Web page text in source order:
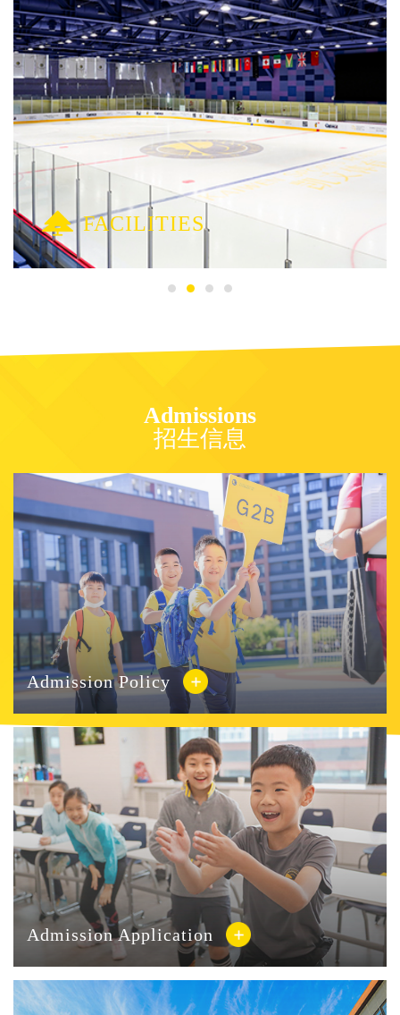
文学校打造的国际高中+国内高中双轨制培养布局，既独立教
学，又融合发展，通过建立国际化教育资源共享共生机制，学
校的育人优势更加均衡，学生的成才模式更加多元。 02 六
大关键词 护航精品素质高中 随着朝阳凯文学校精品素质高
中正式启航，我们整理了六大关键词——名师团队、精准教
学、全人培养、个性发展、体育特色和综合评价，一起来看看
面向新高考、助力新成长的精品素质高中有何独特之处。 01
名师团队 专业的教师队伍来自北京市东城、西城、海淀、朝
阳等区的市级示范高中，其中5个学科由正高级教师领衔，4个
学科为特级教师引领的省市级骨干教师组成，平均教龄24年。
4位班主任平均教龄16年。 02 精准教学 利用“精准靶向教学平
台”，创设有序、有效、有趣、有品的课堂教学环境，实施全
员个性化的教学与指导，做好“导学摸底、互动助学、检测辅
学”，夯实基础，拓展能力，提升素养。 03 全人培养 利用“全
有阅历、有特长、有胆识“的发展目标。 04 个性发展 在周末
式，满足学生个性化发展需求。 05 体育特色 利用全寄宿机
制，每周开设6节体育选择性必修课，涵盖“体能训练、形体塑
心和谐发展“的健康人，实践”无体育不凯文“的办学理想。 06
综合评价 采用数字化行为评价SPI系统，实行“全要素、全时
段、全赋分、全互动、全报告”综合素质评价，每天前进一小
步，持续成长一大步。 03 三位一体系统规划 满足个性化
发展需求 朝阳凯文学校在前期办学的基础上，积累了充分的
办学经验和良好的教育服务能力。以一流师资团队、特色课程
体系和完备的软硬件设施高标准、系统化打造的精品素质高
中，起步即是高起点，出手即是先手棋。 朝阳凯文学校高度
重视精品素质高中筹设工作，在专家团队指导下，通过广泛招
贤纳士，已经形成了以多位正高级教师和特级教师领衔的精品
素质高中师资力量储备，凝练了具有凯文特色素质教育导向的
精品素质高中课程体系，并根据精品素质高中的特点和需求，
完成了教学和生活保障设施的硬件改造与升级。 朝阳凯文学
校常务副校长、精品素质高中筹备负责人田敏认为，资深的教
育教学团队、凯文特色的课程体系和一流的校园服务与管理保
障，三位一体，有机配合，是朝阳凯文学校精品素质高中的显
著特点。 以课程设置为例，精品素质高中已经形成了一套完
整的、具有凯文文化和素质教育特色的课程体系。一方面，锚
定国内高水平大学作为升学方向，开足开齐国家课程。同时，
充分利用凯文教育在体育、艺术、科创、实践等素质教育方面
的人才、场地和资源优势，打造特色化、高水准的校本课程，
满足精品素质高中学生个性自由而又全面的发展需求。 04
让所有人优秀，让优秀者领跑 促进学生全面、个性发展 […]
FACILITIES
Admissions
招生信息
Admission Policy
Admission Application